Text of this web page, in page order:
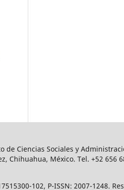
Ciencias Sociales y
Chihuahua, México. Tel. +52 656
102, P-ISSN: 2007-1248.